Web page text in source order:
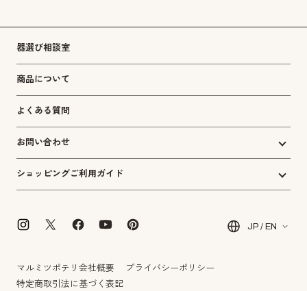
器選び相談室
商品について
よくある質問
お問い合わせ
ショッピングご利用ガイド
JP / EN
マルミツポテリ会社概要
プライバシーポリシー
特定商取引法に基づく表記